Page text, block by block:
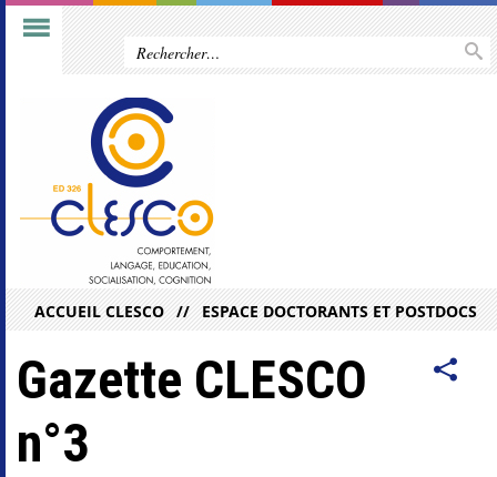
ACCUEIL CLESCO ESPACE DOCTORANTS ET POSTDOCS
Gazette CLESCO
n°3